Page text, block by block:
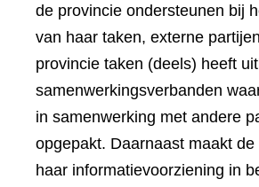
de provincie ondersteunen bij
van haar taken, externe
provincie taken (deels) heeft
samenwerkingsverbanden
in samenwerking met andere
opgepakt. Daarnaast maakt
haar informatievoorziening in